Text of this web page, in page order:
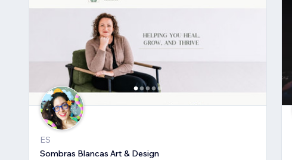
ES
Sombras Blancas Art & Design